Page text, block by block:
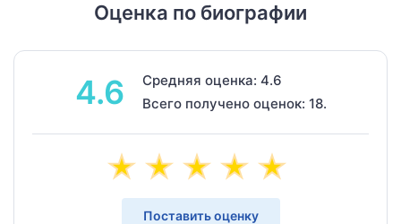
Оценка по биографии
4.6
Средняя оценка: 4.6
Всего получено оценок: 18.
Поставить оценку